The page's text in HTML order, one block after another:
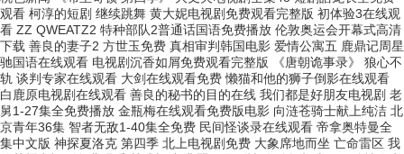
观看 柯淳的短剧 继续跳舞 黄大妮电视剧免费观看完整版 初体验3在线观
看 ZZ QWEATZ2 特种部队2普通话国语免费播放 伦敦奥运会开幕式高清
下载 善良的妻子2 方世玉免费 真相审判韩国电影 爱情公寓五 鹿鼎记周星
驰国语在线观看 电视剧沉香如屑免费观看完整版 《唐朝诡事录》 狼心不
轨 谈判专家在线观看 大剑在线观看免费 懒猫和他的狮子倒影在线观看
白鹿原电视剧在线观看 善良的秘书的目的在线 我们都是好朋友电视剧 老
舅1-27集全免费播放 金瓶梅在线观看免费版电影 向涟苍骑士献上纯洁 北
京青年36集 智者无敌1-40集全免费 民间怪谈录在线观看 帝拿奥特曼全
集中文版 神探夏洛克 第四季 北上电视剧免费 大象席地而坐 亡命雷区 我